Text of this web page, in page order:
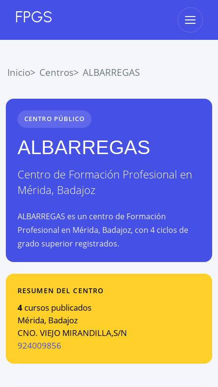
FPGS Abrir
Inicio Centros ALBARREGAS
CENTRO PÚBLICO
ALBARREGAS
Centro de Formación Profesional en
Mérida, Badajoz
ALBARREGAS es un centro de Formación
Profesional en Mérida, Badajoz, con 4 ciclos de
grado superior registrados.
RESUMEN DEL CENTRO
4 cursos publicados
Mérida, Badajoz
CNO. VIEJO MIRANDILLA,S/N
924009856